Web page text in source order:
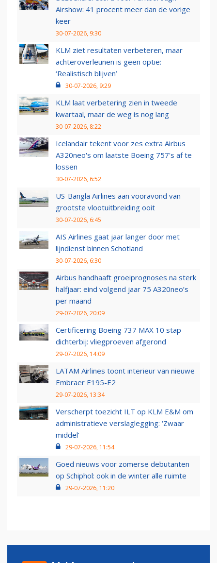
Airshow: 41 procent meer dan de vorige
keer
30-07-2026, 9:30
KLM ziet resultaten verbeteren, maar
achteroverleunen is geen optie:
‘Realistisch blijven’
30-07-2026, 9:29
KLM laat verbetering zien in tweede
kwartaal, maar de weg is nog lang
30-07-2026, 8:22
Icelandair tekent voor zes extra Airbus
A320neo's om laatste Boeing 757's af te
lossen
30-07-2026, 6:52
US-Bangla Airlines aan vooravond van
grootste vlootuitbreiding ooit
30-07-2026, 6:45
AIS Airlines gaat jaar langer door met
lijndienst binnen Schotland
30-07-2026, 6:30
Airbus handhaaft groeiprognoses na sterk
halfjaar: eind volgend jaar 75 A320neo’s
per maand
29-07-2026, 20:09
Certificering Boeing 737 MAX 10 stap
dichterbij: vliegproeven afgerond
29-07-2026, 14:09
LATAM Airlines toont interieur van nieuwe
Embraer E195-E2
29-07-2026, 13:34
Verscherpt toezicht ILT op KLM E&M om
administratieve verslaglegging: ‘Zwaar
middel’
29-07-2026, 11:54
Goed nieuws voor zomerse debutanten
op Schiphol: ook in de winter alle ruimte
29-07-2026, 11:20